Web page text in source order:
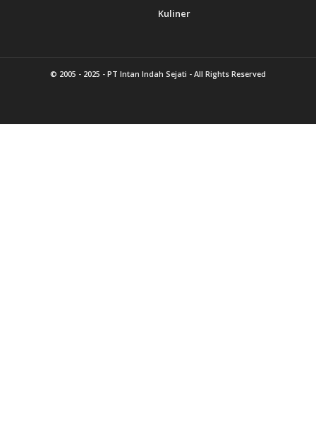
Kuliner
© 2005 - 2025 - PT Intan Indah Sejati - All Rights Reserved